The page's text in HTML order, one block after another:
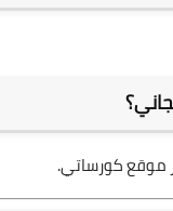
موقع كورساتي.